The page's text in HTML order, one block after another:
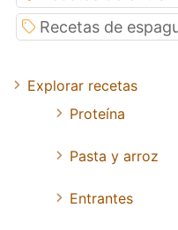
Recetas de
Explorar recetas
Proteína
Pasta y arroz
Entrantes